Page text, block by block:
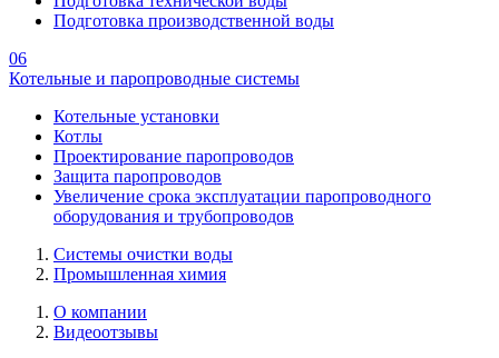
Подготовка производственной воды
06
Котельные и паропроводные системы
Котельные установки
Котлы
Проектирование паропроводов
Защита паропроводов
Увеличение срока эксплуатации паропроводного
оборудования и трубопроводов
Системы очистки воды
Промышленная химия
О компании
Видеоотзывы